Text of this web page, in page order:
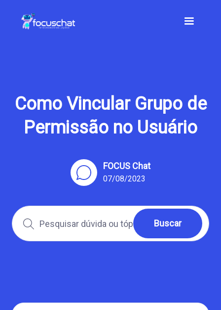
Como Vincular Grupo de
Permissão no Usuário
FOCUS Chat
07/08/2023